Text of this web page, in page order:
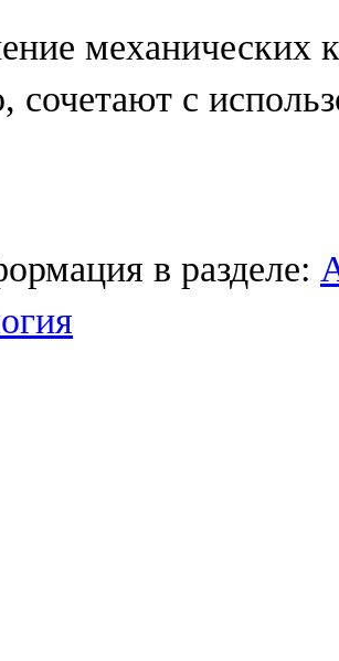
механических
сочетают с
в разделе: